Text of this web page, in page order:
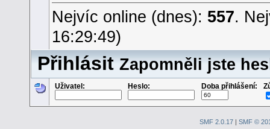
Nejvíc online (dnes): 557.
16:29:49)
PřihlásitZapomněli jste
Uživatel: Heslo: Doba přihlášení:
SMF 2.0.17| SMF ©